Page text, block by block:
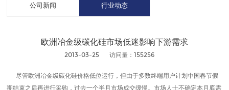
公司新闻 行业动态
欧洲冶金级碳化硅市场低迷影响下游需求
2013-03-25 访问量：155256
尽管欧洲冶金级碳化硅价格低位运行，但由于多数终端用户计划中国春节假
期结束之后再进行采购，过去一个半月市场成交缓慢。市场人士不确定本月底需